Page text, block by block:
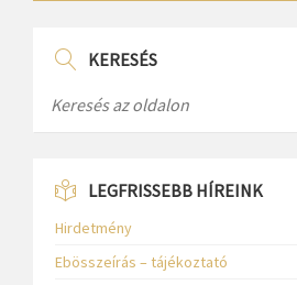
KERESÉS
LEGFRISSEBB HÍREINK
Hirdetmény
Ebösszeírás – tájékoztató